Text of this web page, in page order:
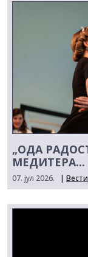
„ОДА
МЕДИТЕРА...
07. јул 2026. | Вести